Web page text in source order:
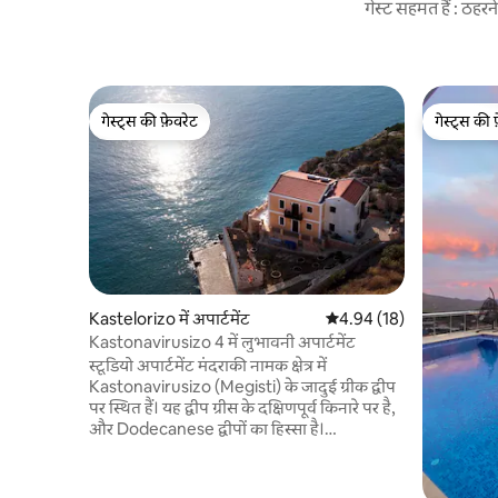
गेस्ट सहमत हैं :
गेस्ट्स की फ़ेवरेट
गेस्ट्स की फ़ेवरेट
Kastelorizo में अपार्टमेंट औसत रेटिंग 5 में से 4.94, 18
4.94 (18)
Kastonavirusizo 4 में लुभावनी अपार्टमेंट
स्टूडियो अपार्टमेंट मंदराकी नामक क्षेत्र में
Kastonavirusizo (Megisti) के जादुई ग्रीक द्वीप
पर स्थित हैं। यह द्वीप ग्रीस के दक्षिणपूर्व किनारे पर है,
और Dodecanese द्वीपों का हिस्सा है।
गेस्ट्स की
गेस्ट्स की